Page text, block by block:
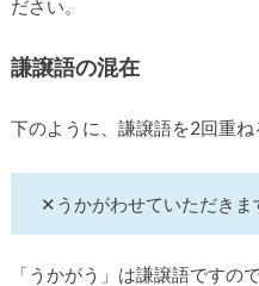
ださい。
謙譲語の混在
下のように、謙譲語を2回重ね
✕うかがわせていただき
「うかがう」は謙譲語ですの